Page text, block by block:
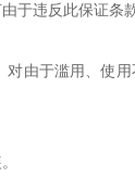
于违反此保证条
由于滥用、使